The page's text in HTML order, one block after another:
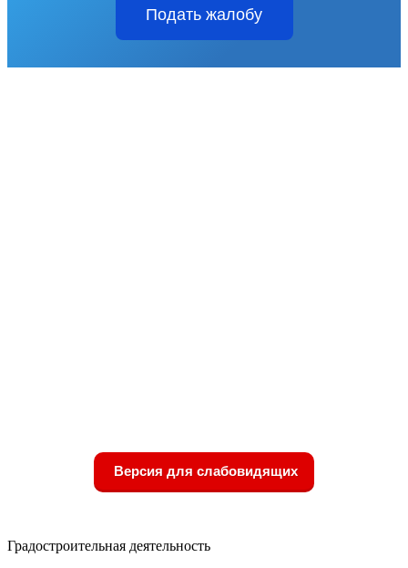
Подать жалобу
Версия для слабовидящих
Градостроительная деятельность